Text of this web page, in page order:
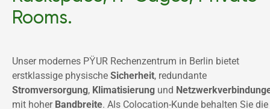
Rooms.
Unser modernes PŸUR Rechenzentrum in Berlin bietet
erstklassige physische Sicherheit
Stromversorgung, Klimatisierung und
mit hoher Bandbreite. Als Colocation-Kunde behalten Sie die